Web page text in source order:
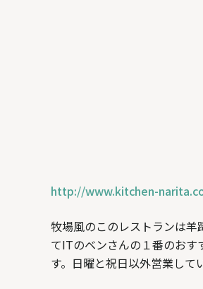
http://www.kitchen-
牧場風のこのレストランは
てITのベンさんの１番のおす
す。日曜と祝日以外営業して